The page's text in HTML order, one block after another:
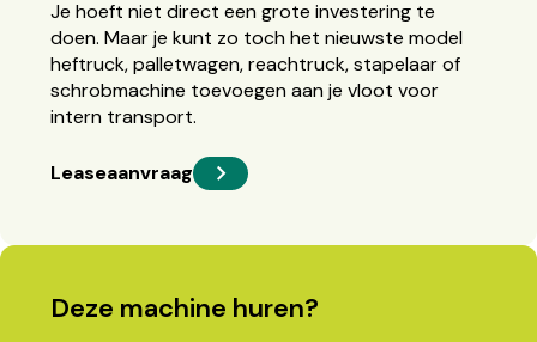
Je hoeft niet direct een grote investering te
doen. Maar je kunt zo toch het nieuwste model
heftruck, palletwagen, reachtruck, stapelaar of
schrobmachine toevoegen aan je vloot voor
intern transport.
Leaseaanvraag
Deze machine huren?